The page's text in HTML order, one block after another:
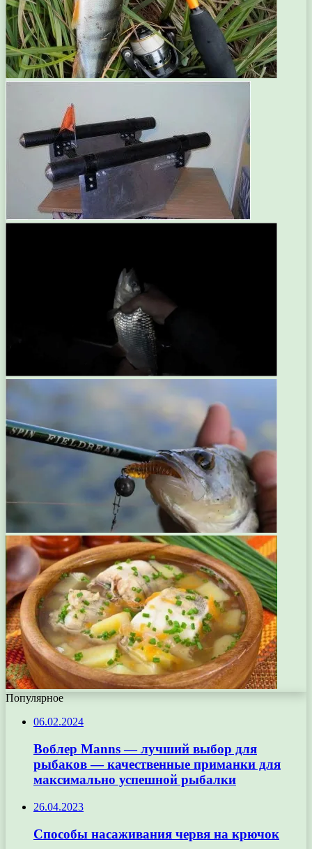
Популярное
06.02.2024
Воблер Manns — лучший выбор для
рыбаков — качественные приманки для
максимально успешной рыбалки
26.04.2023
Способы насаживания червя на крючок